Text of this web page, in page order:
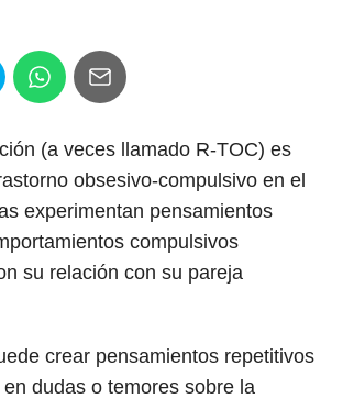
(a veces llamado R-TOC) es
obsesivo-compulsivo en el
experimentan pensamientos
compulsivos
su relación con su pareja
crear pensamientos repetitivos
dudas o temores sobre la